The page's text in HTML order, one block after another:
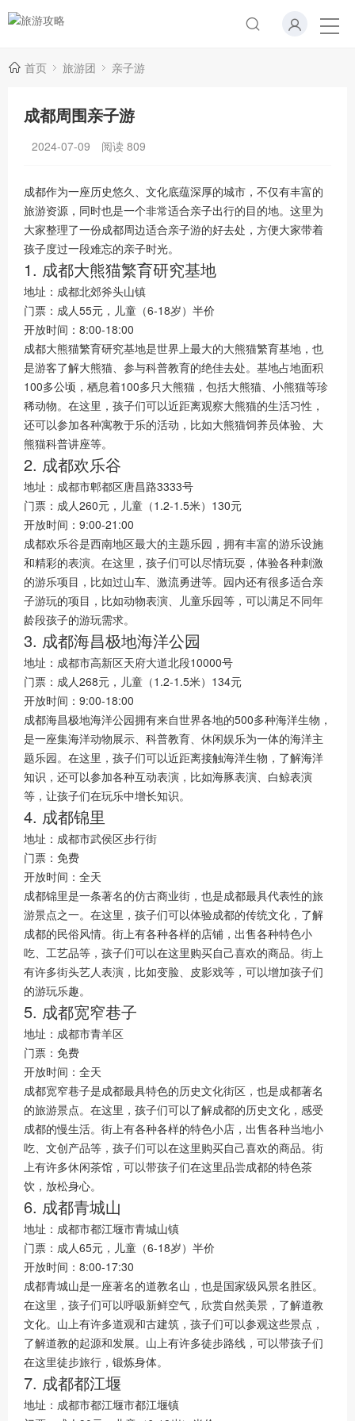
首页 旅游团 亲子游
成都周围亲子游
2024-07-09 阅读 809
成都作为一座历史悠久、文化底蕴深厚的城市，不仅有丰富的
旅游资源，同时也是一个非常适合亲子出行的目的地。这里为
大家整理了一份成都周边适合亲子游的好去处，方便大家带着
孩子度过一段难忘的亲子时光。
1. 成都大熊猫繁育研究基地
地址：成都北郊斧头山镇
门票：成人55元，儿童（6-18岁）半价
开放时间：8:00-18:00
成都大熊猫繁育研究基地是世界上最大的大熊猫繁育基地，也
是游客了解大熊猫、参与科普教育的绝佳去处。基地占地面积
100多公顷，栖息着100多只大熊猫，包括大熊猫、小熊猫等珍
稀动物。在这里，孩子们可以近距离观察大熊猫的生活习性，
还可以参加各种寓教于乐的活动，比如大熊猫饲养员体验、大
熊猫科普讲座等。
2. 成都欢乐谷
地址：成都市郫都区唐昌路3333号
门票：成人260元，儿童（1.2-1.5米）130元
开放时间：9:00-21:00
成都欢乐谷是西南地区最大的主题乐园，拥有丰富的游乐设施
和精彩的表演。在这里，孩子们可以尽情玩耍，体验各种刺激
的游乐项目，比如过山车、激流勇进等。园内还有很多适合亲
子游玩的项目，比如动物表演、儿童乐园等，可以满足不同年
龄段孩子的游玩需求。
3. 成都海昌极地海洋公园
地址：成都市高新区天府大道北段10000号
门票：成人268元，儿童（1.2-1.5米）134元
开放时间：9:00-18:00
成都海昌极地海洋公园拥有来自世界各地的500多种海洋生物，
是一座集海洋动物展示、科普教育、休闲娱乐为一体的海洋主
题乐园。在这里，孩子们可以近距离接触海洋生物，了解海洋
知识，还可以参加各种互动表演，比如海豚表演、白鲸表演
等，让孩子们在玩乐中增长知识。
4. 成都锦里
地址：成都市武侯区步行街
门票：免费
开放时间：全天
成都锦里是一条著名的仿古商业街，也是成都最具代表性的旅
游景点之一。在这里，孩子们可以体验成都的传统文化，了解
成都的民俗风情。街上有各种各样的店铺，出售各种特色小
吃、工艺品等，孩子们可以在这里购买自己喜欢的商品。街上
有许多街头艺人表演，比如变脸、皮影戏等，可以增加孩子们
的游玩乐趣。
5. 成都宽窄巷子
地址：成都市青羊区
门票：免费
开放时间：全天
成都宽窄巷子是成都最具特色的历史文化街区，也是成都著名
的旅游景点。在这里，孩子们可以了解成都的历史文化，感受
成都的慢生活。街上有各种各样的特色小店，出售各种当地小
吃、文创产品等，孩子们可以在这里购买自己喜欢的商品。街
上有许多休闲茶馆，可以带孩子们在这里品尝成都的特色茶
饮，放松身心。
6. 成都青城山
地址：成都市都江堰市青城山镇
门票：成人65元，儿童（6-18岁）半价
开放时间：8:00-17:30
成都青城山是一座著名的道教名山，也是国家级风景名胜区。
在这里，孩子们可以呼吸新鲜空气，欣赏自然美景，了解道教
文化。山上有许多道观和古建筑，孩子们可以参观这些景点，
了解道教的起源和发展。山上有许多徒步路线，可以带孩子们
在这里徒步旅行，锻炼身体。
7. 成都都江堰
地址：成都市都江堰市都江堰镇